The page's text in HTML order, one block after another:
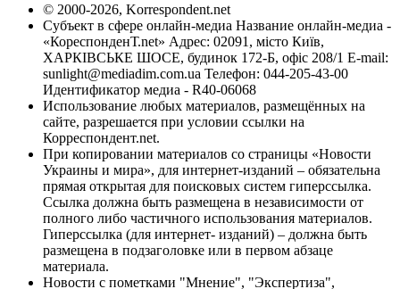
© 2000-2026, Korrespondent.net
Субъект в сфере онлайн-медиа Название онлайн-медиа -
«КореспонденТ.net» Адрес: 02091, місто Київ,
ХАРКІВСЬКЕ ШОСЕ, будинок 172-Б, офіс 208/1 E-mail:
sunlight@mediadim.com.ua Телефон: 044-205-43-00
Идентификатор медиа - R40-06068
Использование любых материалов, размещённых на
сайте, разрешается при условии ссылки на
Корреспондент.net.
При копировании материалов со страницы «Новости
Украины и мира», для интернет-изданий – обязательна
прямая открытая для поисковых систем гиперссылка.
Ссылка должна быть размещена в независимости от
полного либо частичного использования материалов.
Гиперссылка (для интернет- изданий) – должна быть
размещена в подзаголовке или в первом абзаце
материала.
Новости с пометками "Мнение", "Экспертиза",